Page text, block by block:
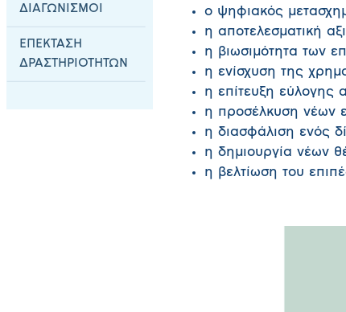
ΔΙΑΓΩΝΙΣΜΟΙ
ΕΠΕΚΤΑΣΗ
ΔΡΑΣΤΗΡΙΟΤΗΤΩΝ
ο ψηφιακός
η αποτελεσματική
η βιωσιμότητα των
η ενίσχυση της
η επίτευξη εύλογης
η προσέλκυση νέων
η διασφάλιση ενός
η δημιουργία νέων
η βελτίωση του